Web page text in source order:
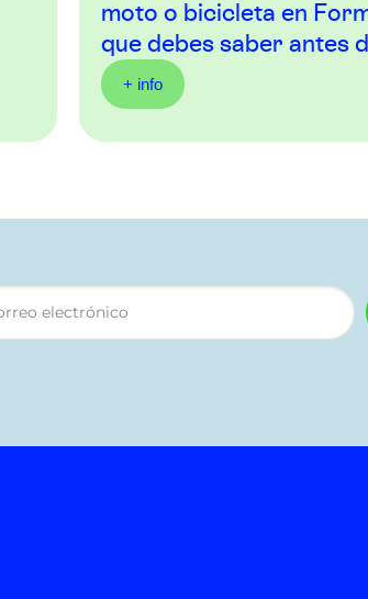
moto o bicicleta en
que debes saber antes
+ info